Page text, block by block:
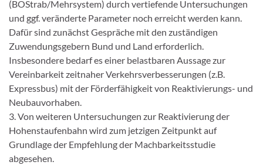
(BOStrab/Mehrsystem) durch vertiefende Untersuchungen
und ggf. veränderte Parameter noch erreicht werden kann.
Dafür sind zunächst Gespräche mit den zuständigen
Zuwendungsgebern Bund und Land erforderlich.
Insbesondere bedarf es einer belastbaren Aussage zur
Vereinbarkeit zeitnaher Verkehrsverbesserungen (z.B.
Expressbus) mit der Förderfähigkeit von Reaktivierungs- und
Neubauvorhaben.
3. Von weiteren Untersuchungen zur Reaktivierung der
Hohenstaufenbahn wird zum jetzigen Zeitpunkt auf
Grundlage der Empfehlung der Machbarkeitsstudie
abgesehen.